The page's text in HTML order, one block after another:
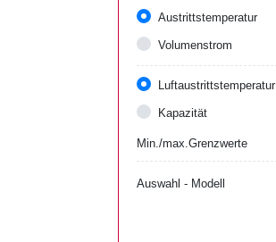
Austrittstemperatur
Volumenstrom
Luftaustrittstemperatur
Kapazität
Min./max.Grenzwerte
Auswahl - Modell